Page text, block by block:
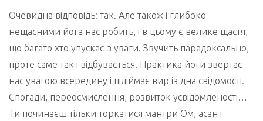
Очевидна відповідь: так. Але також і глибоко
нещасними йога нас робить, і в цьому є велике щастя,
що багато хто упускає з уваги. Звучить парадоксально,
проте саме так і відбувається. Практика йоги звертає
нас увагою всередину і підіймає вир із дна свідомості.
Спогади, переосмислення, розвиток усвідомленості…
Ти починаєш тільки торкатися мантри Ом, асан і